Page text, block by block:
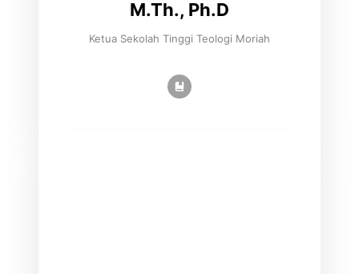
M.Th., Ph.D
Ketua Sekolah Tinggi Teologi Moriah